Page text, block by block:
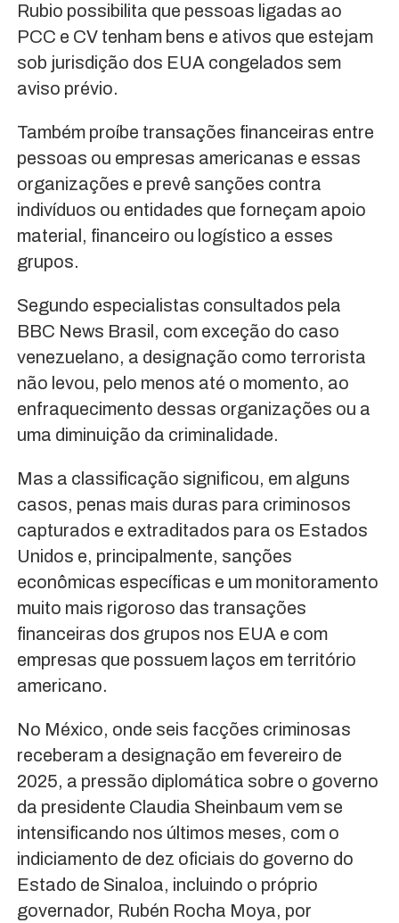
Rubio possibilita que pessoas ligadas ao
PCC e CV tenham bens e ativos que estejam
sob jurisdição dos EUA congelados sem
aviso prévio.
Também proíbe transações financeiras entre
pessoas ou empresas americanas e essas
organizações e prevê sanções contra
indivíduos ou entidades que forneçam apoio
material, financeiro ou logístico a esses
grupos.
Segundo especialistas consultados pela
BBC News Brasil, com exceção do caso
venezuelano, a designação como terrorista
não levou, pelo menos até o momento, ao
enfraquecimento dessas organizações ou a
uma diminuição da criminalidade.
Mas a classificação significou, em alguns
casos, penas mais duras para criminosos
capturados e extraditados para os Estados
Unidos e, principalmente, sanções
econômicas específicas e um monitoramento
muito mais rigoroso das transações
financeiras dos grupos nos EUA e com
empresas que possuem laços em território
americano.
No México, onde seis facções criminosas
receberam a designação em fevereiro de
2025, a pressão diplomática sobre o governo
da presidente Claudia Sheinbaum vem se
intensificando nos últimos meses, com o
indiciamento de dez oficiais do governo do
Estado de Sinaloa, incluindo o próprio
governador, Rubén Rocha Moya, por